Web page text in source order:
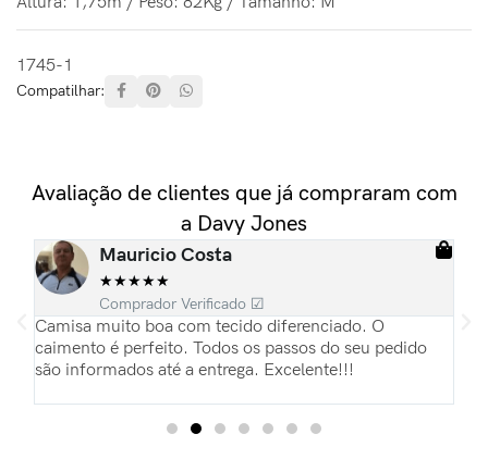
1745-1
Compatilhar:
Avaliação de clientes que já compraram com
a Davy Jones
Mauricio Costa
★★★★★
Comprador Verificado ☑
Camisa muito boa com tecido diferenciado. O
caimento é perfeito. Todos os passos do seu pedido
são informados até a entrega. Excelente!!!